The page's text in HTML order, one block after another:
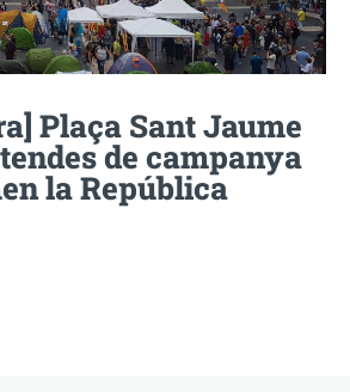
Plaça Sant Jaume
de campanya
la República